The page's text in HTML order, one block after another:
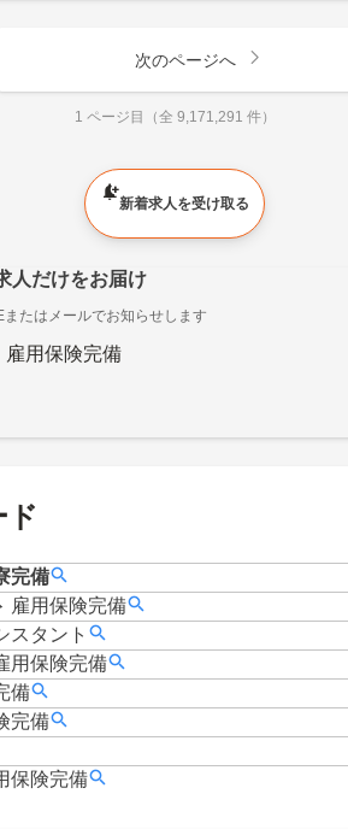
次のページへ
1 ページ目（全 9,171,291 件）
新着求人を受け取る
人だけをお届け
たはメールでお知らせします
雇用保険完備
ド
完備
雇用保険完備
スタント
用保険完備
備
完備
保険完備